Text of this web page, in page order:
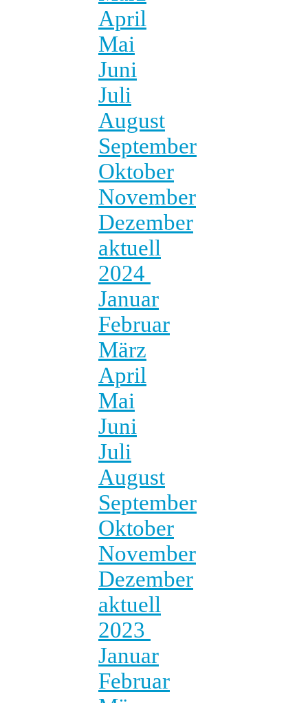
April
Mai
Juni
Juli
August
September
Oktober
November
Dezember
aktuell
2024
Januar
Februar
März
April
Mai
Juni
Juli
August
September
Oktober
November
Dezember
aktuell
2023
Januar
Februar